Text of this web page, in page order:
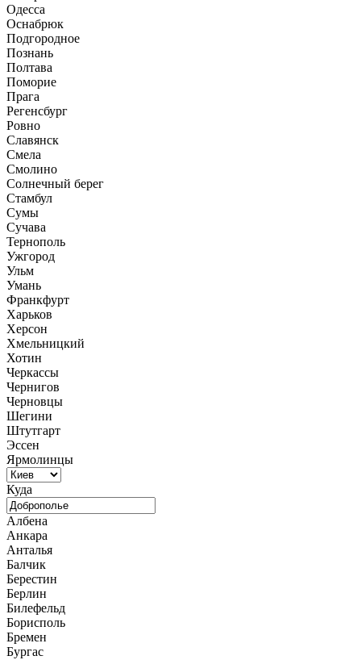
Одесса
Оснабрюк
Подгородное
Познань
Полтава
Поморие
Прага
Регенсбург
Ровно
Славянск
Смела
Смолино
Солнечный берег
Стамбул
Сумы
Сучава
Тернополь
Ужгород
Ульм
Умань
Франкфурт
Харьков
Херсон
Хмельницкий
Хотин
Черкассы
Чернигов
Черновцы
Шегини
Штутгарт
Эссен
Ярмолинцы
Куда
Албена
Анкара
Анталья
Балчик
Берестин
Берлин
Билефельд
Борисполь
Бремен
Бургас